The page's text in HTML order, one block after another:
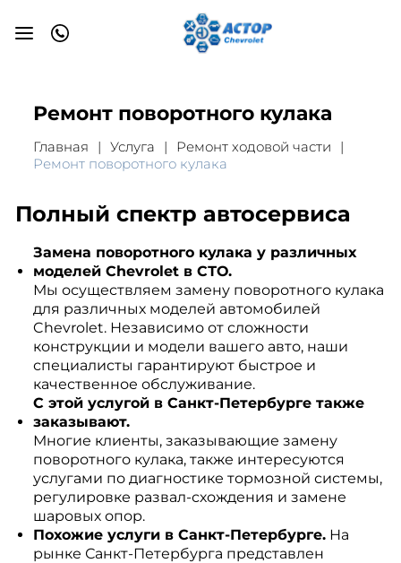
Ремонт поворотного кулака
Главная Услуга
Ремонт ходовой части
Ремонт поворотного кулака
Полный спектр автосервиса
Замена поворотного кулака у различных
моделей Chevrolet в СТО.
Мы осуществляем замену поворотного кулака
для различных моделей автомобилей
Chevrolet. Независимо от сложности
конструкции и модели вашего авто, наши
специалисты гарантируют быстрое и
качественное обслуживание.
С этой услугой в Санкт-Петербурге также
заказывают.
Многие клиенты, заказывающие замену
поворотного кулака, также интересуются
услугами по диагностике тормозной системы,
регулировке развал-схождения и замене
шаровых опор.
Похожие услуги в Санкт-Петербурге.На
рынке Санкт-Петербурга представлен